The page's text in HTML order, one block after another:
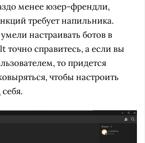
менее юзер-френдли,
требует напильника.
настраивать ботов в
точно справитесь, а если вы
то придется
чтобы настроить